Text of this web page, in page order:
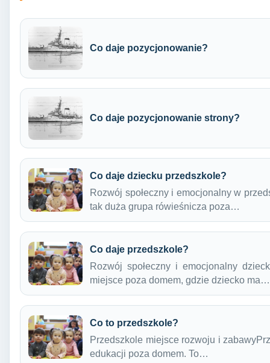
Co daje pozycjonowanie?
Co daje pozycjonowanie strony?
Co daje dziecku przedszkole?
Rozwój społeczny i emocjonalny w
tak duża grupa rówieśnicza poza…
Co daje przedszkole?
Rozwój społeczny i emocjonalny
miejsce poza domem, gdzie dziecko ma…
Co to przedszkole?
Przedszkole miejsce rozwoju i
edukacji poza domem. To…